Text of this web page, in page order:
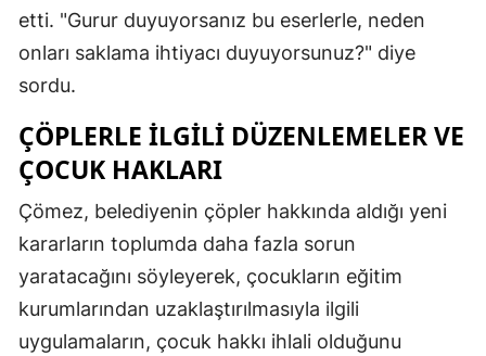
etti. "Gurur duyuyorsanız bu eserlerle, neden
onları saklama ihtiyacı duyuyorsunuz?" diye
sordu.
ÇÖPLERLE İLGILI DÜZENLEMELER VE
ÇOCUK HAKLARI
Çömez, belediyenin çöpler hakkında aldığı yeni
kararların toplumda daha fazla sorun
yaratacağını söyleyerek, çocukların eğitim
kurumlarından uzaklaştırılmasıyla ilgili
uygulamaların, çocuk hakkı ihlali olduğunu